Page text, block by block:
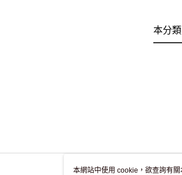
本分
本網站中使用 cookie，欲查詢有